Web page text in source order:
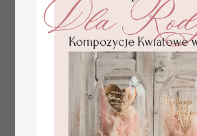
plan stołów
weselnych
usadzenie gości na
weselu, tablica
informacyjna dla
gości weselnych,
plan stołów na
weselu ze zdjęciem
Pary Młodej, plan
usadzenia gości
weselnych
100 PLN